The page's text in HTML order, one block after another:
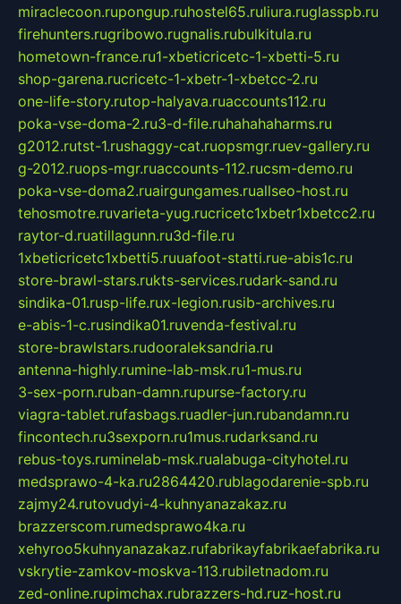
miraclecoon.rupongup.ruhostel65.ruliura.ruglasspb.ru
firehunters.rugribowo.rugnalis.rubulkitula.ru
hometown-france.ru1-xbeticricetc-1-xbetti-5.ru
shop-garena.rucricetc-1-xbetr-1-xbetcc-2.ru
one-life-story.rutop-halyava.ruaccounts112.ru
poka-vse-doma-2.ru3-d-file.ruhahahaharms.ru
g2012.rutst-1.rushaggy-cat.ruopsmgr.ruev-gallery.ru
g-2012.ruops-mgr.ruaccounts-112.rucsm-demo.ru
poka-vse-doma2.ruairgungames.ruallseo-host.ru
tehosmotre.ruvarieta-yug.rucricetc1xbetr1xbetcc2.ru
raytor-d.ruatillagunn.ru3d-file.ru
1xbeticricetc1xbetti5.ruuafoot-statti.rue-abis1c.ru
store-brawl-stars.rukts-services.rudark-sand.ru
sindika-01.rusp-life.rux-legion.rusib-archives.ru
e-abis-1-c.rusindika01.ruvenda-festival.ru
store-brawlstars.rudooraleksandria.ru
antenna-highly.rumine-lab-msk.ru1-mus.ru
3-sex-porn.ruban-damn.rupurse-factory.ru
viagra-tablet.rufasbags.ruadler-jun.rubandamn.ru
fincontech.ru3sexporn.ru1mus.rudarksand.ru
rebus-toys.ruminelab-msk.rualabuga-cityhotel.ru
medsprawo-4-ka.ru2864420.rublagodarenie-spb.ru
zajmy24.rutovudyi-4-kuhnyanazakaz.ru
brazzerscom.rumedsprawo4ka.ru
xehyroo5kuhnyanazakaz.rufabrikayfabrikaefabrika.ru
vskrytie-zamkov-moskva-113.rubiletnadom.ru
zed-online.rupimchax.rubrazzers-hd.ruz-host.ru